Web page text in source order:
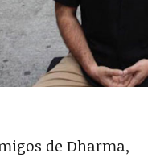
de Dharma,